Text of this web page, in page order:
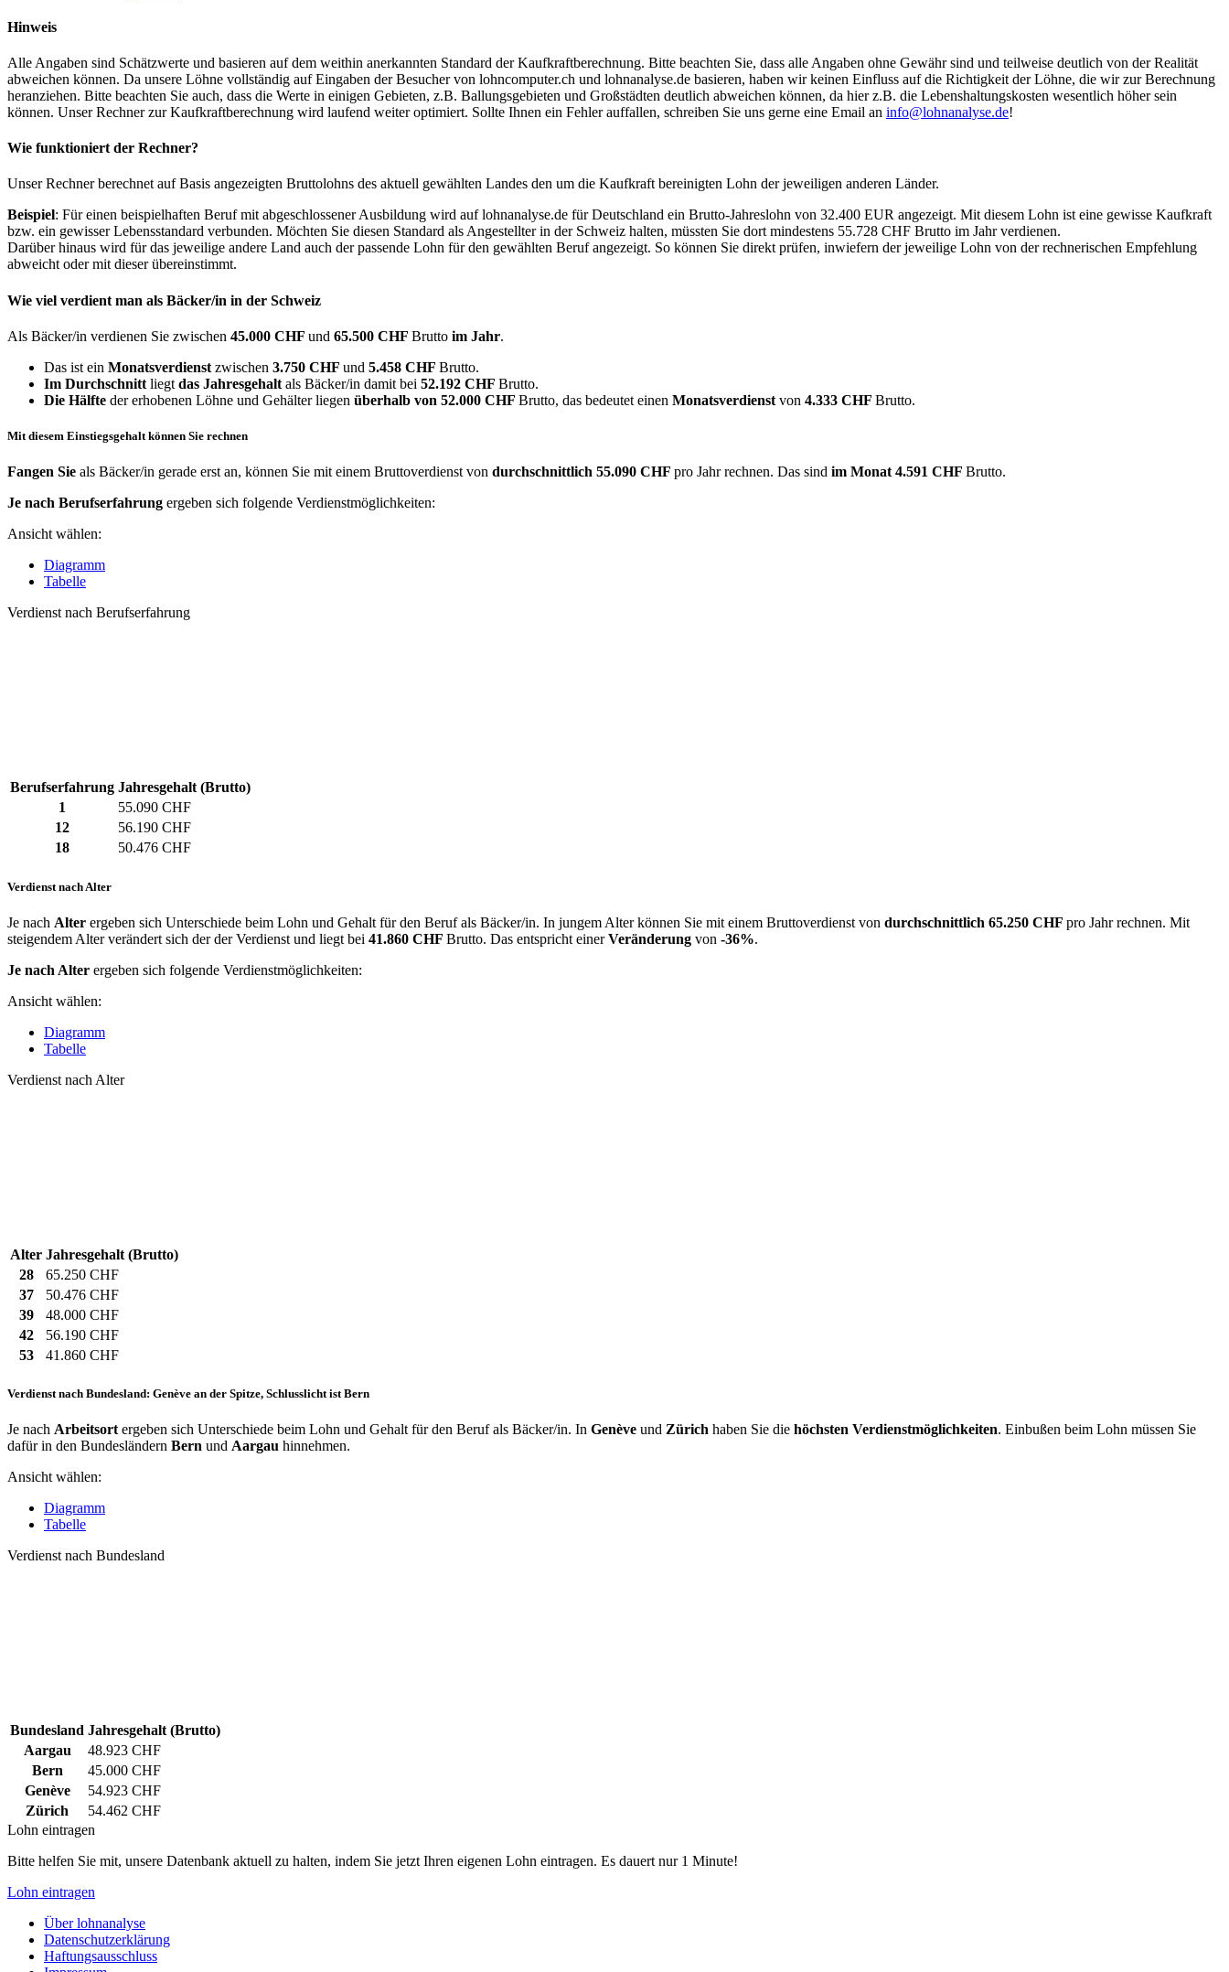
Hinweis
Alle Angaben sind Schätzwerte und basieren auf dem weithin anerkannten Standard der Kaufkraftberechnung. Bitte beachten Sie, dass alle Angaben ohne Gewähr sind und teilweise deutlich von der Realität
abweichen können. Da unsere Löhne vollständig auf Eingaben der Besucher von lohncomputer.ch und lohnanalyse.de basieren, haben wir keinen Einfluss auf die Richtigkeit der Löhne, die wir zur Berechnung
heranziehen. Bitte beachten Sie auch, dass die Werte in einigen Gebieten, z.B. Ballungsgebieten und Großstädten deutlich abweichen können, da hier z.B. die Lebenshaltungskosten wesentlich höher sein
können. Unser Rechner zur Kaufkraftberechnung wird laufend weiter optimiert. Sollte Ihnen ein Fehler auffallen, schreiben Sie uns gerne eine Email an info@lohnanalyse.de!
Wie funktioniert der Rechner?
Unser Rechner berechnet auf Basis angezeigten Bruttolohns des aktuell gewählten Landes den um die Kaufkraft bereinigten Lohn der jeweiligen anderen Länder.
Beispiel: Für einen beispielhaften Beruf mit abgeschlossener Ausbildung wird auf lohnanalyse.de für Deutschland ein Brutto-Jahreslohn von 32.400 EUR angezeigt. Mit diesem Lohn ist eine gewisse Kaufkraft
bzw. ein gewisser Lebensstandard verbunden. Möchten Sie diesen Standard als Angestellter in der Schweiz halten, müssten Sie dort mindestens 55.728 CHF Brutto im Jahr verdienen.
Darüber hinaus wird für das jeweilige andere Land auch der passende Lohn für den gewählten Beruf angezeigt. So können Sie direkt prüfen, inwiefern der jeweilige Lohn von der rechnerischen Empfehlung
abweicht oder mit dieser übereinstimmt.
Wie viel verdient man als Bäcker/in in der Schweiz
Als Bäcker/in verdienen Sie zwischen 45.000 CHF und 65.500 CHF Brutto im Jahr.
Das ist ein Monatsverdienst zwischen 3.750 CHF und 5.458 CHF Brutto.
Im Durchschnitt liegt das Jahresgehalt als Bäcker/in damit bei 52.192 CHF Brutto.
Die Hälfte der erhobenen Löhne und Gehälter liegen überhalb von 52.000 CHF Brutto, das bedeutet einen Monatsverdienst von 4.333 CHF Brutto.
Mit diesem Einstiegsgehalt können Sie rechnen
Fangen Sie als Bäcker/in gerade erst an, können Sie mit einem Bruttoverdienst von durchschnittlich 55.090 CHF pro Jahr rechnen. Das sind im Monat 4.591 CHF Brutto.
Je nach Berufserfahrung ergeben sich folgende Verdienstmöglichkeiten:
Ansicht wählen:
Diagramm
Tabelle
Verdienst nach Berufserfahrung
Berufserfahrung Jahresgehalt (Brutto)
1
55.090 CHF
12
56.190 CHF
18
50.476 CHF
Verdienst nach Alter
Je nach Alter ergeben sich Unterschiede beim Lohn und Gehalt für den Beruf als Bäcker/in. In jungem Alter können Sie mit einem Bruttoverdienst von durchschnittlich 65.250 CHF pro Jahr rechnen. Mit
steigendem Alter verändert sich der der Verdienst und liegt bei 41.860 CHF Brutto. Das entspricht einerVeränderung von -36%.
Je nach Alter ergeben sich folgende Verdienstmöglichkeiten:
Ansicht wählen:
Diagramm
Tabelle
Verdienst nach Alter
Alter Jahresgehalt (Brutto)
28
65.250 CHF
37
50.476 CHF
39
48.000 CHF
42
56.190 CHF
53
41.860 CHF
Verdienst nach Bundesland: Genève an der Spitze, Schlusslicht ist Bern
Je nach Arbeitsort ergeben sich Unterschiede beim Lohn und Gehalt für den Beruf als Bäcker/in. In Genève und Zürich haben Sie die höchsten Verdienstmöglichkeiten. Einbußen beim Lohn müssen Sie
dafür in den Bundesländern Bern und Aargau hinnehmen.
Ansicht wählen:
Diagramm
Tabelle
Verdienst nach Bundesland
Bundesland Jahresgehalt (Brutto)
Aargau
48.923 CHF
Bern
45.000 CHF
Genève
54.923 CHF
Zürich
54.462 CHF
Lohn eintragen
Bitte helfen Sie mit, unsere Datenbank aktuell zu halten, indem Sie jetzt Ihren eigenen Lohn eintragen. Es dauert nur 1 Minute!
Lohn eintragen
Über lohnanalyse
Datenschutzerklärung
Haftungsausschluss